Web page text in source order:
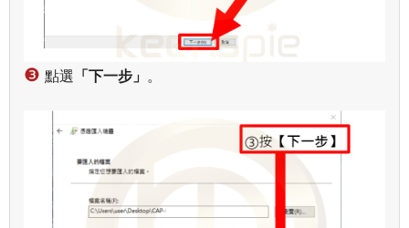
❸ 點選 「下一步」 。